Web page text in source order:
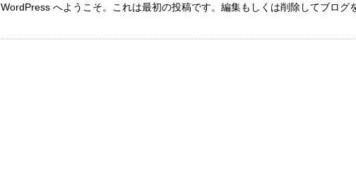
WordPress へようこそ。これは最初の投稿です。編集もしくは削除してブログ